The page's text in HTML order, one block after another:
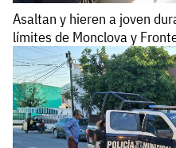
Asaltan y hieren a joven
límites de Monclova y